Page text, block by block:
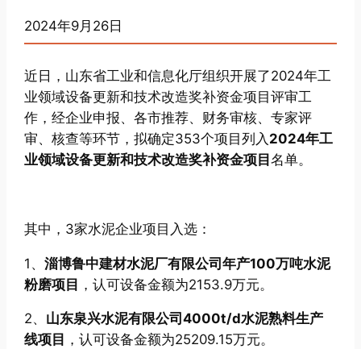
2024年9月26日
近日，山东省工业和信息化厅组织开展了2024年工
业领域设备更新和技术改造奖补资金项目评审工
作，经企业申报、各市推荐、财务审核、专家评
审、核查等环节，拟确定353个项目列入 2024年工
业领域设备更新和技术改造奖补资金项目名单。
其中，3家水泥企业项目入选：
1、淄博鲁中建材水泥厂有限公司年产100万吨水泥
粉磨项目 ，认可设备金额为2153.9万元。
2、 山东泉兴水泥有限公司4000t/d水泥熟料生产
线项目 ，认可设备金额为25209.15万元。